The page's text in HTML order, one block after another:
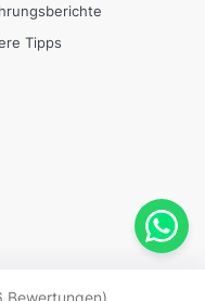
Bewertungen)
Tipps